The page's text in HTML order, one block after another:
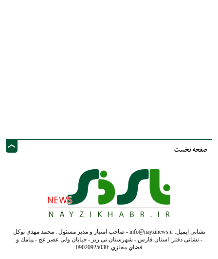
صفحه نخست
نشانی ایمیل: info@nayzinews.ir - صاحب امتیاز و مدیر مسئول : محمد مهدی توکل
- نشانی دفتر: استان فارس - شهرستان نی ریز - خیابان ولی عصر عج - پيامك و
فضاي مجازي :09020925030